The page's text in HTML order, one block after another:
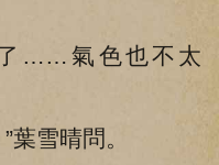
氣色也不太
雪晴問。